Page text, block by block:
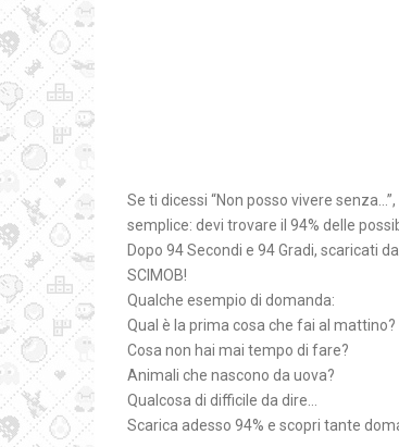
Se ti dicessi “Non posso vivere
semplice: devi trovare il 94% delle
Dopo 94 Secondi e 94 Gradi, scaricati
SCIMOB!
Qualche esempio di domanda:
Qual è la prima cosa che fai al mattino?
Cosa non hai mai tempo di fare?
Animali che nascono da uova?
Qualcosa di difficile da dire…
Scarica adesso 94% e scopri tante